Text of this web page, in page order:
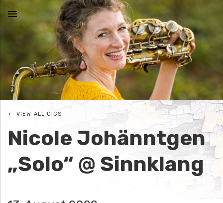
N
I
C
O
L
E
J
MENU
Nicole Johänntgen
„Solo“ @ Sinnklang
VIEW ALL GIGS